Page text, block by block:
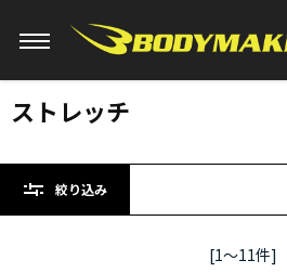
ストレッチ
絞り込み
[1～11件]